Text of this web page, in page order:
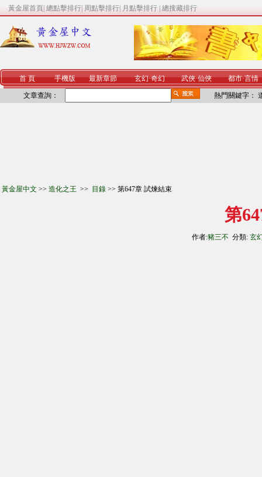
黃金屋首頁 總點擊排行 周點擊排行 月點擊排行 總搜藏排行
首 頁 手機版 最新章節 玄幻·奇幻 武俠·仙俠 都市·言情
文章查詢： 熱門關鍵字：
黃金屋中文 >> 造化之王 >> 目錄 >> 第647章 試煉結束
第
作者:豬三不 分類: 玄